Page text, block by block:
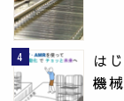
は
機